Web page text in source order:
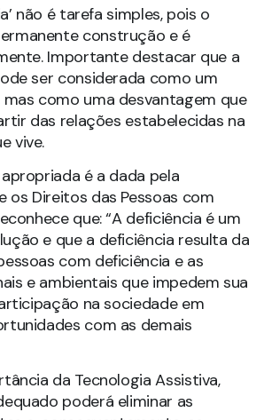
não é tarefa simples, pois o
construção e é
Importante destacar que a
ser considerada como um
como uma desvantagem que
das relações estabelecidas na
vive.
é a dada pela
os Direitos das Pessoas com
que: “A deficiência é um
e que a deficiência resulta da
com deficiência e as
e ambientais que impedem sua
na sociedade em
com as demais
da Tecnologia Assistiva,
poderá eliminar as